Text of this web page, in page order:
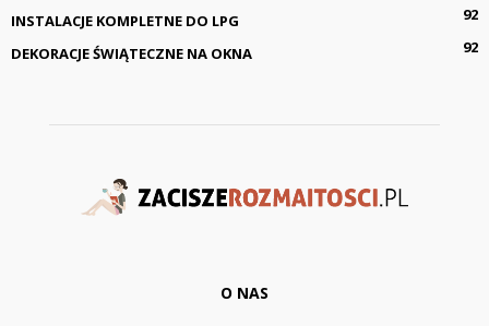
INSTALACJE KOMPLETNE DO LPG
92
DEKORACJE ŚWIĄTECZNE NA OKNA
92
O NAS